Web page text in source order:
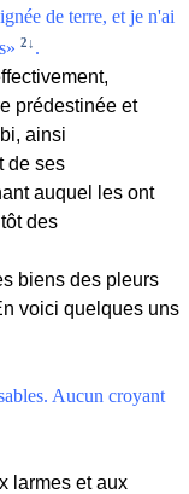
de terre, et je n'ai
2↓ .
prédestinée et
ainsi
de ses
auquel les ont
des
biens des pleurs
voici quelques uns
Aucun croyant
larmes et aux